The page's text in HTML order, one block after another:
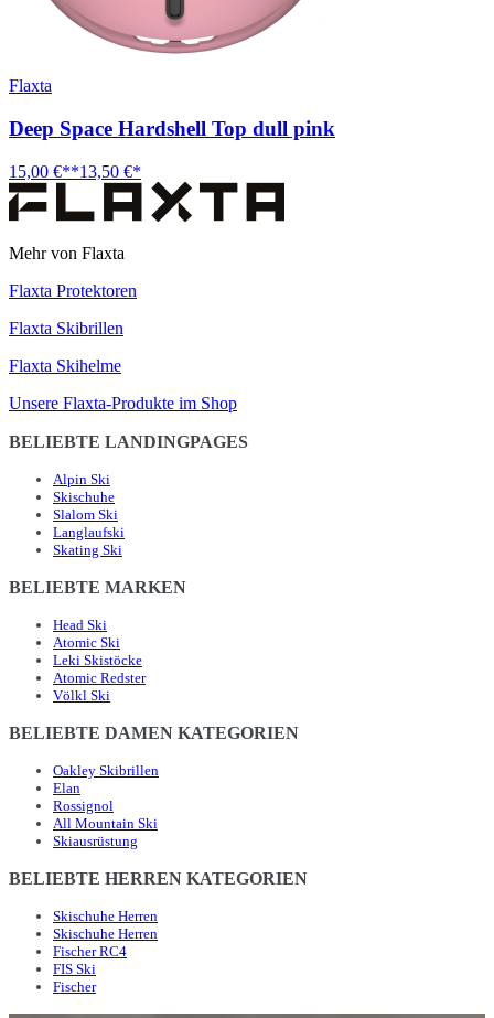
Flaxta
Deep Space Hardshell Top dull pink
15,00 €**13,50 €*
Mehr von Flaxta
Flaxta Protektoren
Flaxta Skibrillen
Flaxta Skihelme
Unsere Flaxta-Produkte im Shop
BELIEBTE LANDINGPAGES
Alpin Ski
Skischuhe
Slalom Ski
Langlaufski
Skating Ski
BELIEBTE MARKEN
Head Ski
Atomic Ski
Leki Skistöcke
Atomic Redster
Völkl Ski
BELIEBTE DAMEN KATEGORIEN
Oakley Skibrillen
Elan
Rossignol
All Mountain Ski
Skiausrüstung
BELIEBTE HERREN KATEGORIEN
Skischuhe Herren
Skischuhe Herren
Fischer RC4
FIS Ski
Fischer